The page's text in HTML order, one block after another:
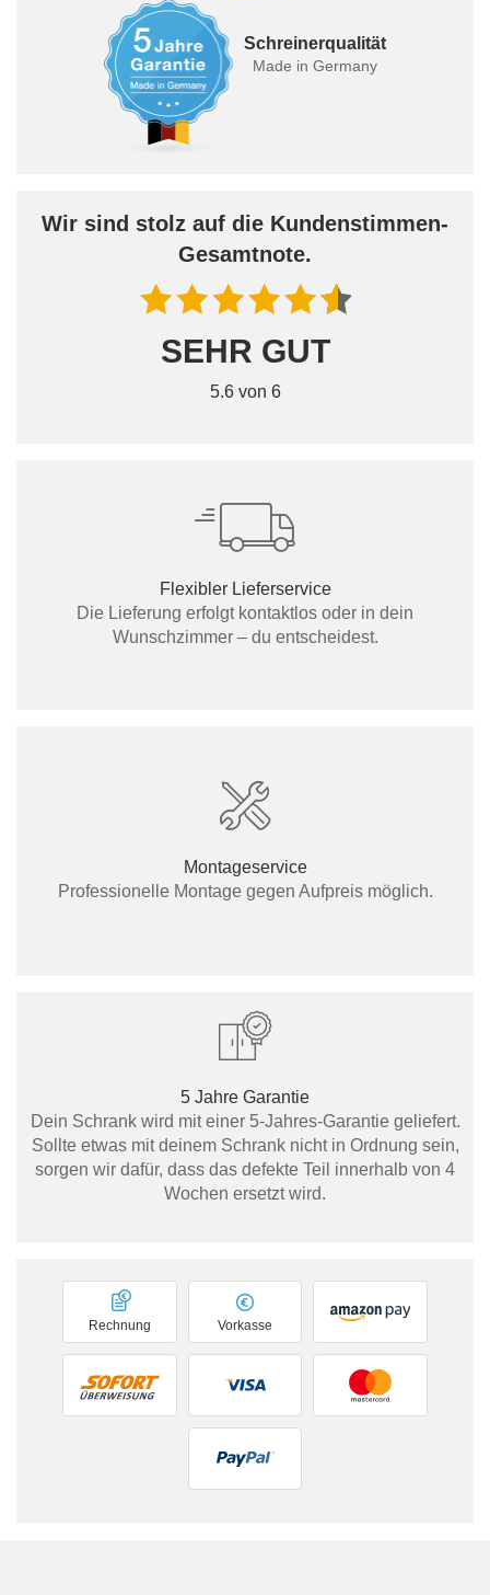
Schreinerqualität
Made in Germany
Wir sind stolz auf die Kundenstimmen-
Gesamtnote.
SEHR GUT
5.6 von 6
Flexibler Lieferservice
Die Lieferung erfolgt kontaktlos oder in dein
Wunschzimmer – du entscheidest.
Montageservice
Professionelle Montage gegen Aufpreis möglich.
5 Jahre Garantie
Dein Schrank wird mit einer 5-Jahres-Garantie geliefert.
Sollte etwas mit deinem Schrank nicht in Ordnung sein,
sorgen wir dafür, dass das defekte Teil innerhalb von 4
Wochen ersetzt wird.
Vorkasse
Rechnung